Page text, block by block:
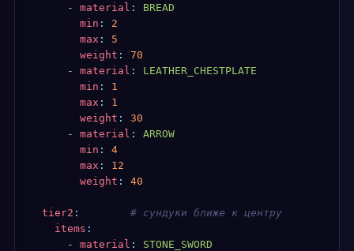
      -
material :
BREAD
        min
:
2
        max
:
5
        weight
:
70
      -
material :
LEATHER_CHESTPLATE
        min
:
1
        max
:
1
        weight
:
30
      -
material :
ARROW
        min
:
4
        max
:
12
        weight
: 40
  tier2
:
        # сундуки ближе к центру
    items
:
      -
material :
STONE_SWORD